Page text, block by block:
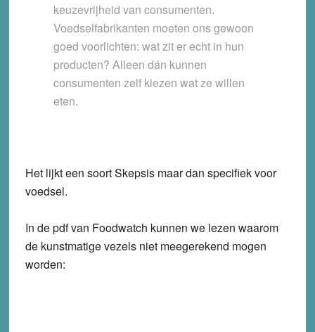
keuzevrijheid van consumenten.
Voedselfabrikanten moeten ons gewoon
goed voorlichten: wat zit er echt in hun
producten? Alleen dán kunnen
consumenten zelf kiezen wat ze willen
eten.
Het lijkt een soort Skepsis maar dan specifiek voor
voedsel.
In de pdf van Foodwatch kunnen we lezen waarom
de kunstmatige vezels niet meegerekend mogen
worden: